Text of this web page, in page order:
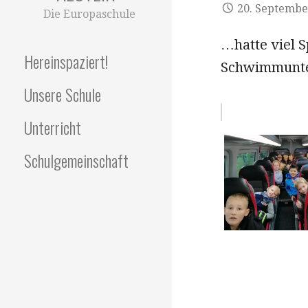
Die Europaschule
Hereinspaziert!
Unsere Schule
Unterricht
Schulgemeinschaft
20.
…hatte viel